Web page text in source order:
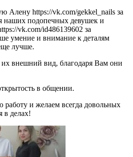
Алену https://vk.com/gekkel_nails за
наших подопечных девушек и
vk.com/id486139602 за
умение и внимание к деталям
лучше.
внешний вид, благодаря Вам они
в общении.
работу и желаем всегда довольных
в делах!